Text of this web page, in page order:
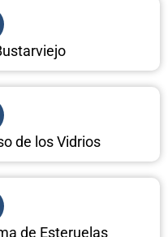
de los Vidrios
de Esteruelas